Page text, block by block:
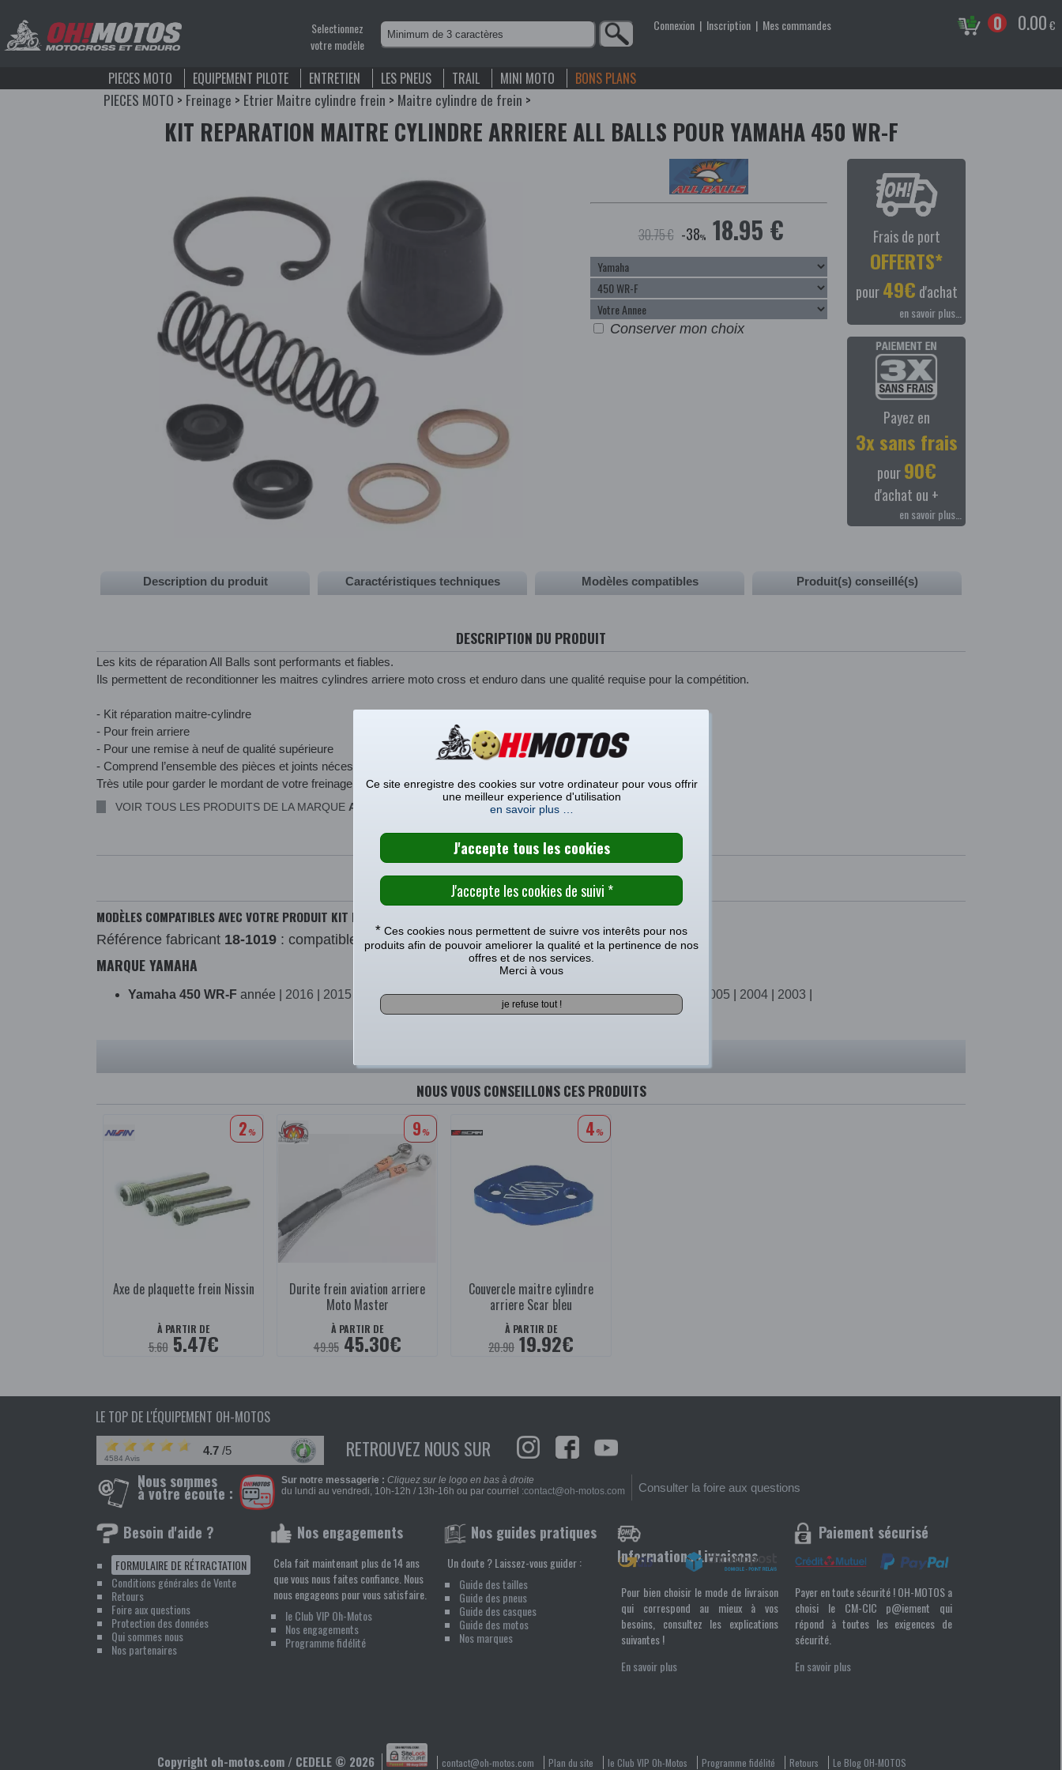
Selectionnez
votre modèle
Connexion| Inscription| Mes commandes 0 0.00€
PIECES MOTO EQUIPEMENT PILOTE ENTRETIEN LES PNEUS TRAIL MINI MOTO BONS PLANS
PIECES MOTO > Freinage > Etrier Maitre cylindre frein > Maitre cylindre de frein >
KIT REPARATION MAITRE CYLINDRE ARRIERE ALL BALLS POUR YAMAHA 450 WR-F
30.75 € -38% 18.95 €
Conserver mon choix
Frais de port
OFFERTS*
pour49€ d'achat
en savoir plus…
Payez en
3x sans frais
pour90€
d'achat ou +
en savoir plus…
Description du produit Caractéristiques techniques Modèles compatibles Produit(s) conseillé(s)
DESCRIPTION DU PRODUIT
Les kits de réparation All Balls sont performants et fiables.
Ils permettent de reconditionner les maitres cylindres arriere moto cross et enduro dans une qualité requise pour la compétition.
- Kit réparation maitre-cylindre
- Pour frein arriere
- Pour une remise à neuf de qualité supérieure
- Comprend l’ensemble des pièces et joints nécessaire.
Très utile pour garder le mordant de votre freinage.
VOIR TOUS LES PRODUITS DE LA MARQUE ALL BALLS
CARACTÉRISTIQUES TECHNIQUE
MODÈLES COMPATIBLES
MODÈLES COMPATIBLES AVEC VOTRE PRODUIT KIT REPARATION MAITRE CYLINDRE ARRIERE ALL BALLS YAMAHA 450 WR-F
Référence fabricant 18-1019 : compatible avec le(s) modèle(s)
MARQUE YAMAHA
Yamaha 450 WR-F année | 2016 2015 2014|2013|2012|2011|2010|2009|2008|2007|2006 2005 2004 2003
NOUS VOUS CONSEILLONS CES PRODUITS
2 %
Axe de plaquette frein Nissin
À PARTIR DE
5.605.47€
9 %
Durite frein aviation arriere
Moto Master
À PARTIR DE
49.9545.30€
4 %
Couvercle maitre cylindre
arriere Scar bleu
À PARTIR DE
20.90 19.92€
LE TOP DE L'ÉQUIPEMENT OH-MOTOS
4584 Avis
4.7 /5 RETROUVEZ NOUS SUR
Nous sommes
à votre écoute :
Sur notre messagerie : Cliquez sur le logo en bas à droite
du lundi au vendredi, 10h-12h / 13h-16h ou par courriel :contact@oh-motos.com Consulter la foire aux questions
Besoin d'aide ?
FORMULAIRE DE RÉTRACTATION
Conditions générales de Vente
Retours
Foire aux questions
Protection des données
Qui sommes nous
Nos partenaires
Nos engagements
Cela fait maintenant plus de 14 ans
que vous nous faites confiance. Nous
nous engageons pour vous satisfaire.
le Club VIP Oh-Motos
Nos engagements
Programme fidélité
Nos guides pratiques
Un doute ? Laissez-vous guider :
Guide des tailles
Guide des pneus
Guide des casques
Guide des motos
Nos marques
Informations Livraisons
Pour bien choisir le mode de livraison
qui correspond au mieux à vos
besoins, consultez les explications
suivantes !
En savoir plus
Paiement sécurisé
Payer en toute sécurité ! OH-MOTOS a
choisi le CM-CIC p@iement qui
répond à toutes les exigences de
sécurité.
En savoir plus
Copyright oh-motos.com / CEDELE © 2026 contact@oh-motos.com Plan du site le Club VIP Oh-Motos Programme fidélité Retours Le Blog OH-MOTOS
Ce site enregistre des cookies sur votre ordinateur pour vous offrir
une meilleur experience d'utilisation
en savoir plus …
* Ces cookies nous permettent de suivre vos interêts pour nos
produits afin de pouvoir ameliorer la qualité et la pertinence de nos
offres et de nos services.
Merci à vous